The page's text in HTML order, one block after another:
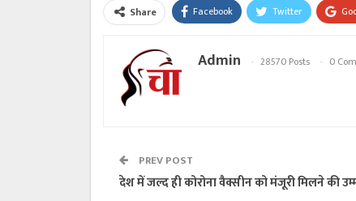
Share Facebook Twitter
Admin 28570 Posts 0
PREV POST
देश में जल्द ही कोरोना वैक्सीन को मंजूरी मिलने की